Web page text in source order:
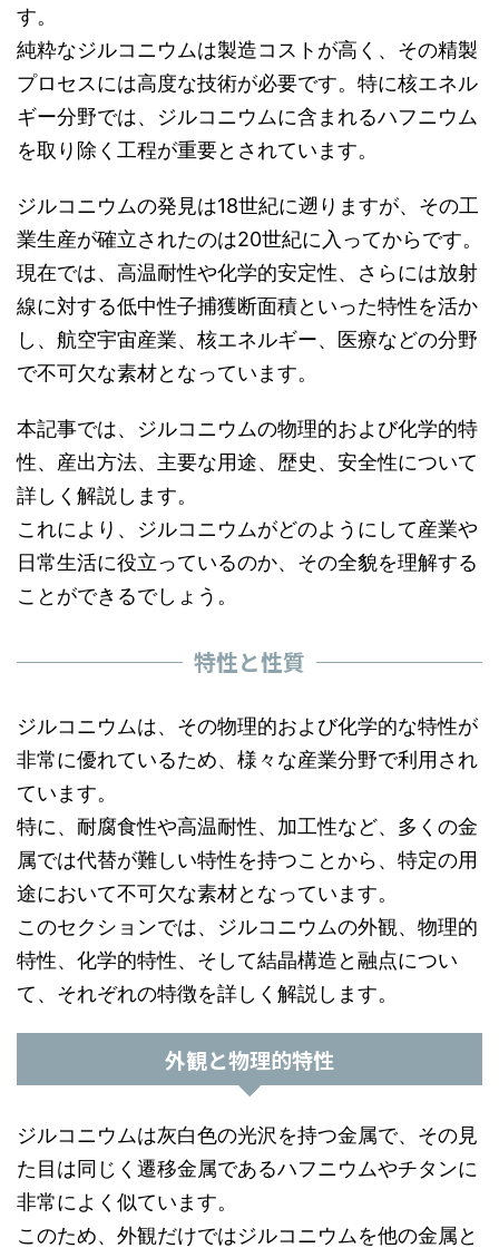
す。
純粋なジルコニウムは製造コストが高く、その精製
プロセスには高度な技術が必要です。特に核エネル
ギー分野では、ジルコニウムに含まれるハフニウム
を取り除く工程が重要とされています。
ジルコニウムの発見は18世紀に遡りますが、その工
業生産が確立されたのは20世紀に入ってからです。
現在では、高温耐性や化学的安定性、さらには放射
線に対する低中性子捕獲断面積といった特性を活か
し、航空宇宙産業、核エネルギー、医療などの分野
で不可欠な素材となっています。
本記事では、ジルコニウムの物理的および化学的特
性、産出方法、主要な用途、歴史、安全性について
詳しく解説します。
これにより、ジルコニウムがどのようにして産業や
日常生活に役立っているのか、その全貌を理解する
ことができるでしょう。
特性と性質
ジルコニウムは、その物理的および化学的な特性が
非常に優れているため、様々な産業分野で利用され
ています。
特に、耐腐食性や高温耐性、加工性など、多くの金
属では代替が難しい特性を持つことから、特定の用
途において不可欠な素材となっています。
このセクションでは、ジルコニウムの外観、物理的
特性、化学的特性、そして結晶構造と融点につい
て、それぞれの特徴を詳しく解説します。
外観と物理的特性
ジルコニウムは灰白色の光沢を持つ金属で、その見
た目は同じく遷移金属であるハフニウムやチタンに
非常によく似ています。
このため、外観だけではジルコニウムを他の金属と